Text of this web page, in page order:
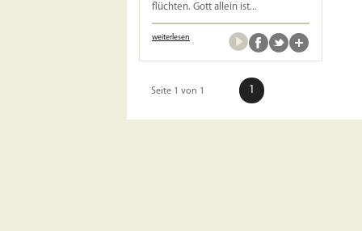
flüchten. Gott allein ist...
weiterlesen
Seite 1 von 1 1